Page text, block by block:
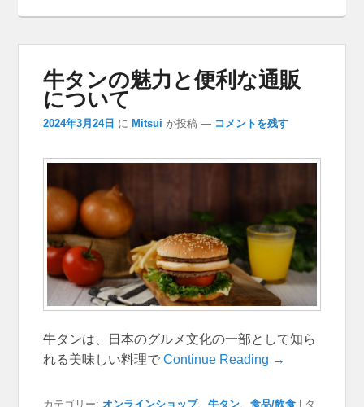
牛タンの魅力と便利な通販
について
2024年3月24日 に Mitsui が投稿 — コメントを残す
牛タンは、日本のグルメ文化の一部として知ら
れる美味しい料理でContinue Reading →
カテゴリー: オンラインショップ、牛タン、食品/飲食
タ